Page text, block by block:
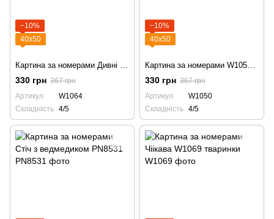
−10%
40х50
330 грн 367 грн
Артикул
W1064
Складність 4/5
−10%
40х50
330 грн 367 грн
Артикул
W1050
Складність 4/5